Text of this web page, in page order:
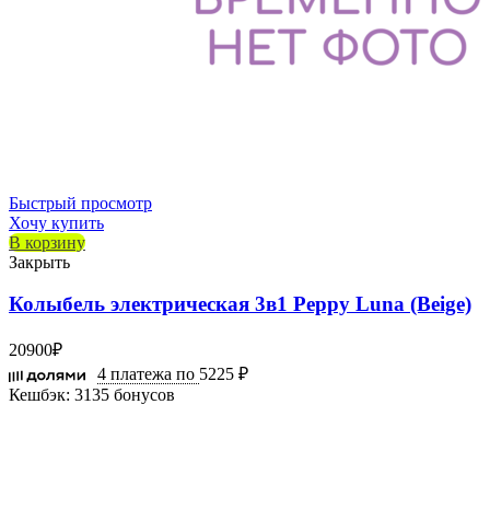
Быстрый просмотр
Хочу купить
В корзину
Закрыть
Колыбель электрическая 3в1 Peppy Luna (Beige)
20900₽
4 платежа по 5225 ₽
Кешбэк: 3135 бонусов